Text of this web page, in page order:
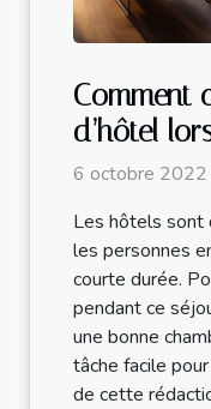
Comment
d’hôtel
touristique
6 octobre
Les hôtels sont
les personnes
courte durée.
pendant ce
une bonne
tâche facile
de cette